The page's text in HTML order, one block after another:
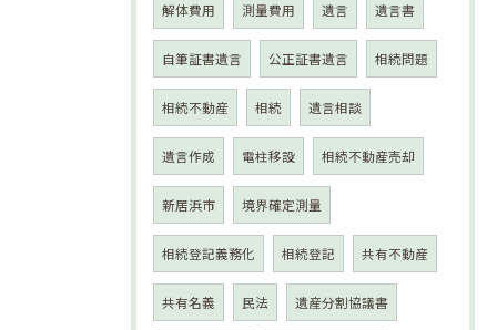
解体費用 測量費用 遺言 遺言書
自筆証書遺言 公正証書遺言 相続問題
相続不動産 相続 遺言相談
遺言作成 電柱移設 相続不動産売却
新居浜市 境界確定測量
相続登記義務化 相続登記 共有不動産
共有名義 民法 遺産分割協議書